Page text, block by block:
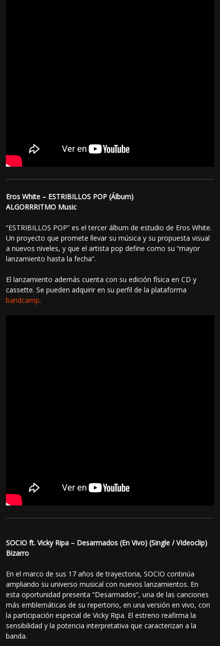
Eros White – ESTRIBILLOS POP (Álbum)
ALGORRRITMO Music
“ESTRIBILLOS POP” es el tercer álbum de estudio de Eros White.
Un proyecto que promete llevar su música y su propuesta visual
a nuevos niveles, y que el artista pop define como su “mayor
lanzamiento hasta la fecha”.
El lanzamiento además cuenta con su edición física en CD y
cassette. Se pueden adquirir en su perfil de la plataforma
bandcamp.
SOCIO ft. Vicky Ripa – Desarmados (En Vivo) (Single / VIdeoclip)
Bizarro
En el marco de sus 17 años de trayectoria, SOCIO continúa
ampliando su universo musical con nuevos lanzamientos. En
esta oportunidad presenta “Desarmados”, una de las canciones
más emblemáticas de su repertorio, en una versión en vivo, con
la participación especial de Vicky Ripa. El estreno reafirma la
sensibilidad y la potencia interpretativa que caracterizan a la
banda.